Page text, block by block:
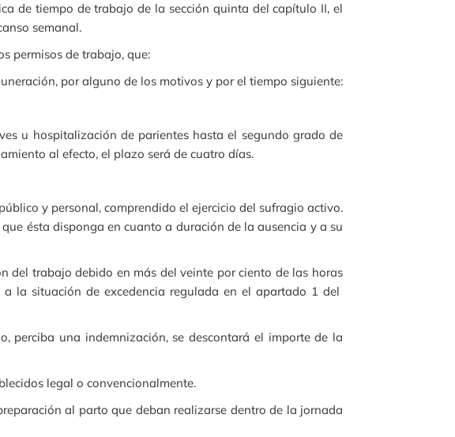
de tiempo de trabajo de la sección quinta del capítulo II, el
semanal.
permisos de trabajo, que:
por alguno de los motivos y por el tiempo siguiente:
u hospitalización de parientes hasta el segundo grado de
al efecto, el plazo será de cuatro días.
y personal, comprendido el ejercicio del sufragio activo.
ésta disponga en cuanto a duración de la ausencia y a su
del trabajo debido en más del veinte por ciento de las horas
la situación de excedencia regulada en el apartado 1 del
perciba una indemnización, se descontará el importe de la
legal o convencionalmente.
al parto que deban realizarse dentro de la jornada